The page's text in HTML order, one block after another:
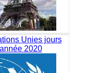
Unies jours
2020